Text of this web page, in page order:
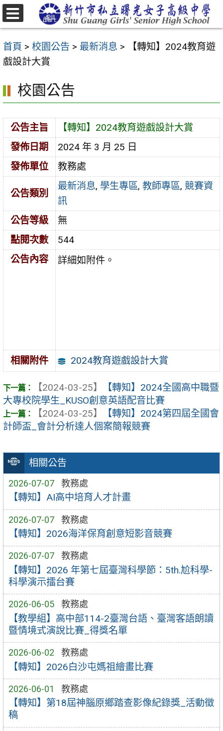
跳
至
要
內
區
首頁 > 校園公告 > 最新消息 >
【轉知】2024教育遊
戲設計大賞
相關公告
2026-07-07 教務處
【轉知】AI高中培育人才計畫
2026-07-07 教務處
【轉知】2026海洋保育創意短影音競賽
2026-07-07 教務處
【轉知】2026 年第七屆臺灣科學節：5th.尬科學-
科學演示擂台賽
2026-06-05 教務處
【教學組】高中部114-2臺灣台語、臺灣客語朗讀
暨情境式演說比賽_得獎名單
2026-06-02 教務處
【轉知】2026白沙屯媽祖繪畫比賽
2026-06-01 教務處
【轉知】第18屆神腦原鄉踏查影像紀錄獎_活動徵
稿
校園公告
公告主旨
【轉知】2024教育遊戲設計大賞
發佈日期
2024 年 3 月 25 日
發佈單位
教務處
公告類別
最新消息, 學生專區,教師專區, 競賽資
訊
公告等級
無
點閱次數
544
公告內容
詳細如附件。
相關附件 2024教育遊戲設計大賞
【2024-03-25】
【轉知】2024全國高中職暨
大專校院學生_KUSO創意英語配音比賽
【2024-03-25】
【轉知】2024第四屆全國會
計師盃_會計分析達人個案簡報競賽
選
單